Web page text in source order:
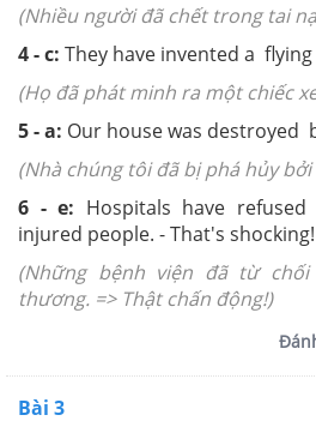
(Nhiều người đã chết trong tai
4 - c: They have invented a flying
(Họ đã phát minh ra một chiếc
5 - a: Our house was destroyed
(Nhà chúng tôi đã bị phá hủy bởi
6 - e: Hospitals have
injured people. - That's shocking!
(Những bệnh viện đã từ
thương. => Thật chấn động!)
Bài 3